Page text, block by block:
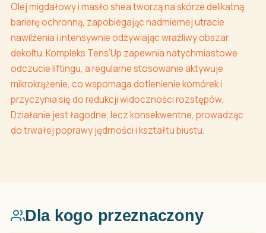
Olej migdałowy i masło shea tworzą na skórze delikatną
barierę ochronną, zapobiegając nadmiernej utracie
nawilżenia i intensywnie odżywiając wrażliwy obszar
dekoltu. Kompleks Tens’Up zapewnia natychmiastowe
odczucie liftingu, a regularne stosowanie aktywuje
mikrokrążenie, co wspomaga dotlenienie komórek i
przyczynia się do redukcji widoczności rozstępów.
Działanie jest łagodne, lecz konsekwentne, prowadząc
do trwałej poprawy jędrności i kształtu biustu.
Dla kogo przeznaczony